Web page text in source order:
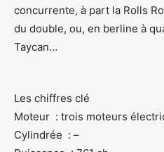
concurrente, à part la Rolls
du double, ou, en berline à
Taycan…
Les chiffres clé
Moteur : trois moteurs
Cylindrée : –